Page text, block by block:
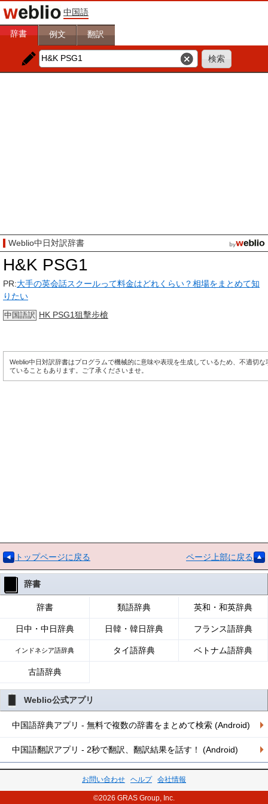
中国語
辞書 例文 翻訳
Weblio中日対訳辞書
H&K PSG1
PR:大手の英会話スクールって料金はどれくらい？相場をまとめて知
りたい
中国語訳 HK PSG1狙擊步槍
Weblio中日対訳辞書はプログラムで機械的に意味や表現を生成しているため、不適切な
ていることもあります。ご了承くださいませ。
トップページに戻る ページ上部に戻る
辞書
辞書 類語辞典 英和・和英辞典
日中・中日辞典 日韓・韓日辞典 フランス語辞典
インドネシア語辞典 タイ語辞典 ベトナム語辞典
古語辞典
Weblio公式アプリ
中国語辞典アプリ - 無料で複数の辞書をまとめて検索 (Android)
中国語翻訳アプリ - 2秒で翻訳、翻訳結果を話す！ (Android)
お問い合わせ ヘルプ 会社情報
©2026 GRAS Group, Inc.